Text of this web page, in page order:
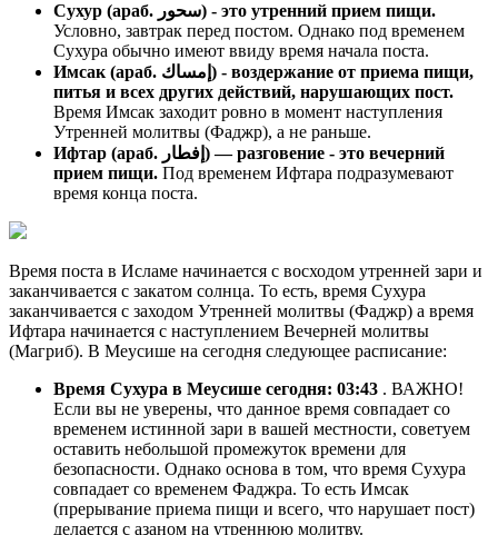
Сухур (араб. سحور) - это утренний прием пищи.
Условно, завтрак перед постом. Однако под временем
Сухура обычно имеют ввиду время начала поста.
Имсак (араб. إمساك) - воздержание от приема пищи,
питья и всех других действий, нарушающих пост.
Время Имсак заходит ровно в момент наступления
Утренней молитвы (Фаджр), а не раньше.
Ифтар (араб. إفطار) — разговение - это вечерний
прием пищи. Под временем Ифтара подразумевают
время конца поста.
Время поста в Исламе начинается с восходом утренней зари и
заканчивается с закатом солнца. То есть, время Сухура
заканчивается с заходом Утренней молитвы (Фаджр) а время
Ифтара начинается с наступлением Вечерней молитвы
(Магриб). В Меусише на сегодня следующее расписание:
Время Сухура в Меусише сегодня: 03:43 . ВАЖНО!
Если вы не уверены, что данное время совпадает со
временем истинной зари в вашей местности, советуем
оставить небольшой промежуток времени для
безопасности. Однако основа в том, что время Сухура
совпадает со временем Фаджра. То есть Имсак
(прерывание приема пищи и всего, что нарушает пост)
делается с азаном на утреннюю молитву.